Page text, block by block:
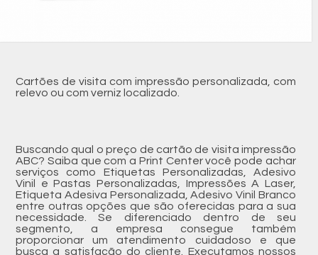
Cartões de visita com impressão personalizada, com
relevo ou com verniz localizado.
Buscando qual o preço de cartão de visita impressão
ABC? Saiba que com a Print Center você pode achar
serviços como Etiquetas Personalizadas, Adesivo
Vinil e Pastas Personalizadas, Impressões A Laser,
Etiqueta Adesiva Personalizada, Adesivo Vinil Branco
entre outras opções que são oferecidas para a sua
necessidade. Se diferenciado dentro de seu
segmento, a empresa consegue também
proporcionar um atendimento cuidadoso e que
busca a satisfação do cliente. Executamos nossos